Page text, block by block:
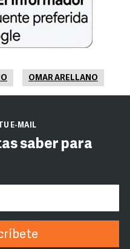
OMAR ARELLANO
E-MAIL
saber para